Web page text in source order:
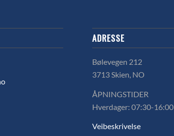
ADRESSE
Bølevegen 212
3713 Skien, NO
ÅPNINGSTIDER
Hverdager: 07:30-16:00
Veibeskrivelse